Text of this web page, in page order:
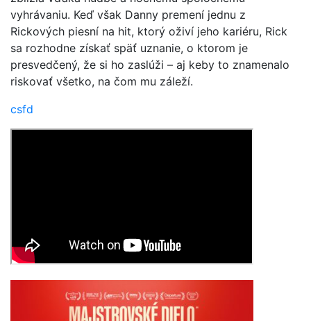
vyhrávaniu. Keď však Danny premení jednu z
Rickových piesní na hit, ktorý oživí jeho kariéru, Rick
sa rozhodne získať späť uznanie, o ktorom je
presvedčený, že si ho zaslúži – aj keby to znamenalo
riskovať všetko, na čom mu záleží.
csfd